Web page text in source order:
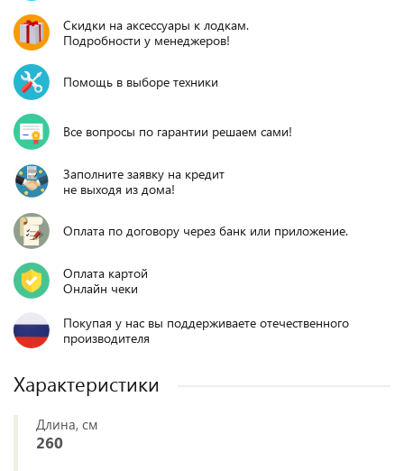
Скидки на аксессуары к лодкам.
Подробности у менеджеров!
Помощь в выборе техники
Все вопросы по гарантии решаем сами!
Заполните заявку на кредит
не выходя из дома!
Оплата по договору через банк или приложение.
Оплата картой
Онлайн чеки
Покупая у нас вы поддерживаете отечественного
производителя
Характеристики
Длина, см
260